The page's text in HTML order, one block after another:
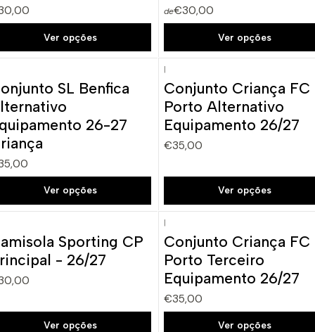
Ver opções
de€30,00
Ver opções
SL Benfica
26-27
Ver opções
|
Conjunto Criança FC
Porto Alternativo
Equipamento 26/27
€35,00
Ver opções
Sporting CP
- 26/27
Ver opções
|
Conjunto Criança FC
Porto Terceiro
Equipamento 26/27
€35,00
Ver opções